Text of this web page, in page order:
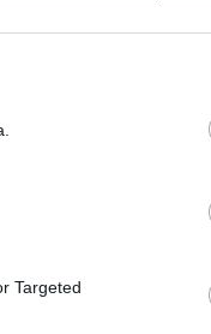
Targeted
fekszik,
főként
Selce,